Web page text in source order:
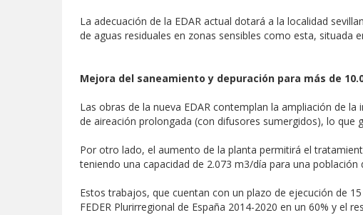
La adecuación de la EDAR actual dotará a la localidad
de aguas residuales en zonas sensibles como esta, situada
Mejora del saneamiento y depuración para más de
Las obras de la nueva EDAR contemplan la ampliación de
de aireación prolongada (con difusores sumergidos), lo que
Por otro lado, el aumento de la planta permitirá el
teniendo una capacidad de 2.073 m3/día para una población
Estos trabajos, que cuentan con un plazo de ejecución de
FEDER Plurirregional de España 2014-2020 en un 60% y el